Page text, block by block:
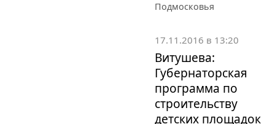
Подмосковья
17.11.2016 в 13:20
Витушева:
Губернаторская
программа по
строительству
детских площадок